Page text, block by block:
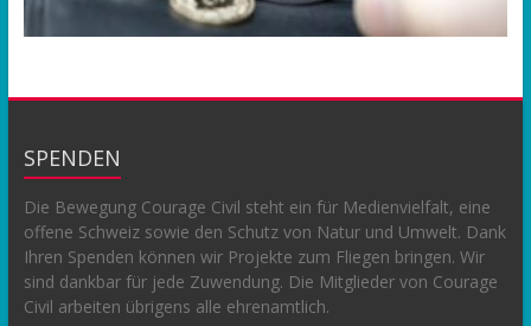
SPENDEN
Die Bewegung Courage Civil steht ein für Medienvielfalt, eine
offene Schweiz sowie den Schutz von Natur und Umwelt. Dank
Ihren Spenden können wir Projekte zum Fliegen bringen. Wir
sind dankbar für jede Zuwendung. Die Mitglieder von Courage
Civil arbeiten übrigens alle ehrenamtlich.